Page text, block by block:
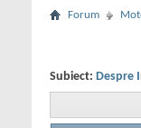
Forum
Subiect: Despre